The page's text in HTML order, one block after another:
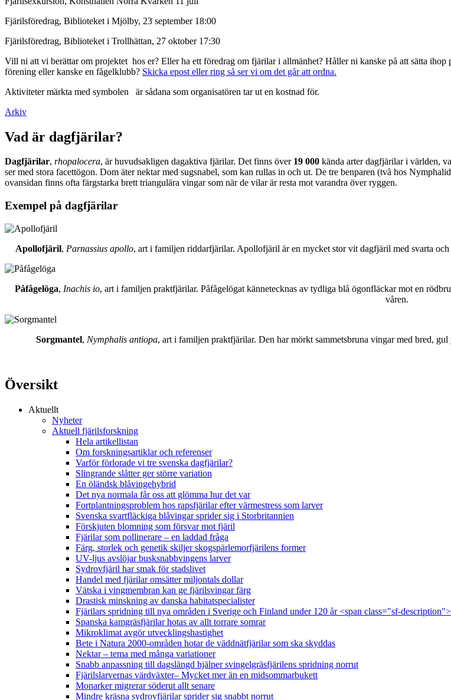
Fjärilsföredrag, Biblioteket i Mjölby, 23 september 18:00
Fjärilsföredrag, Biblioteket i Trollhättan, 27 oktober 17:30
Vill ni att vi berättar om projektet hos er? Eller ha ett föredrag om fjärilar i allmänhet? Håller ni kanske på att sätta
förening eller kanske en fågelklubb? Skicka epost eller ring så ser vi om det går att ordna.
Aktiviteter märkta med symbolen
är sådana som organisatören tar ut en kostnad för.
Arkiv
Vad är dagfjärilar?
Dagfjärilar, rhopalocera, är huvudsakligen dagaktiva fjärilar. Det finns över 19 000 kända arter dagfjärilar i världen,
ser med stora facettögon. Dom äter nektar med sugsnabel, som kan rullas in och ut. De tre benparen (två hos
ovansidan finns ofta färgstarka brett triangulära vingar som när de vilar är resta mot varandra över ryggen.
Exempel på dagfjärilar
Apollofjäril, Parnassius apollo, art i familjen riddarfjärilar. Apollofjäril är en mycket stor vit dagfjäril med svarta
Påfågelöga, Inachis io, art i familjen praktfjärilar. Påfågelögat kännetecknas av tydliga blå ögonfläckar mot en
våren.
Sorgmantel, Nymphalis antiopa, art i familjen praktfjärilar. Den har mörkt sammetsbruna vingar med bred,
Översikt
Aktuellt
Nyheter
Aktuell fjärilsforskning
Hela artikellistan
Om forskningsartiklar och referenser
Varför förlorade vi tre svenska dagfjärilar?
Slingrande slåtter ger större variation
En öländsk blåvingehybrid
Det nya normala får oss att glömma hur det var
Fortplantningsproblem hos rapsfjärilar efter värmestress som larver
Svenska svartfläckiga blåvingar sprider sig i Storbritannien
Förskjuten blomning som försvar mot fjäril
Fjärilar som pollinerare – en laddad fråga
Färg, storlek och genetik skiljer skogspärlemorfjärilens former
UV-ljus avslöjar busksnabbvingens larver
Sydrovfjäril har smak för stadslivet
Handel med fjärilar omsätter miljontals dollar
Vätska i vingmembran kan ge fjärilsvingar färg
Drastisk minskning av danska habitatspecialister
Fjärilars spridning till nya områden i Sverige och Finland under 120 år <span class="sf-
Spanska kamgräsfjärilar hotas av allt torrare somrar
Mikroklimat avgör utvecklingshastighet
Bete i Natura 2000-områden hotar de väddnätfjärilar som ska skyddas
Nektar – tema med många variationer
Snabb anpassning till dagslängd hjälper svingelgräsfjärilens spridning norrut
Fjärilslarvernas värdväxter– Mycket mer än en midsommarbukett
Monarker migrerar söderut allt senare
Mindre kräsna sydrovfjärilar sprider sig snabbt norrut